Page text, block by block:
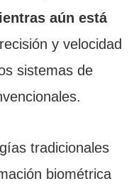
aún está
y velocidad
sistemas de
tradicionales
biométrica